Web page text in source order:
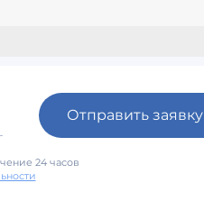
Отправить заявку
24 часов